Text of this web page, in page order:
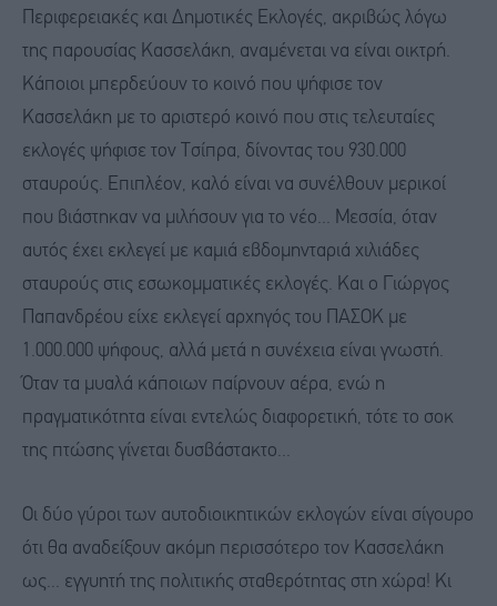
Περιφερειακές και Δημοτικές Εκλογές, ακριβώς λόγω
της παρουσίας Κασσελάκη, αναμένεται να είναι οικτρή.
Κάποιοι μπερδεύουν το κοινό που ψήφισε τον
Κασσελάκη με το αριστερό κοινό που στις τελευταίες
εκλογές ψήφισε τον Τσίπρα, δίνοντας του 930.000
σταυρούς. Επιπλέον, καλό είναι να συνέλθουν μερικοί
που βιάστηκαν να μιλήσουν για το νέο... Μεσσία, όταν
αυτός έχει εκλεγεί με καμιά εβδομηνταριά χιλιάδες
σταυρούς στις εσωκομματικές εκλογές. Και ο Γιώργος
Παπανδρέου είχε εκλεγεί αρχηγός του ΠΑΣΟΚ με
1.000.000 ψήφους, αλλά μετά η συνέχεια είναι γνωστή.
Όταν τα μυαλά κάποιων παίρνουν αέρα, ενώ η
πραγματικότητα είναι εντελώς διαφορετική, τότε το σοκ
της πτώσης γίνεται δυσβάστακτο...
Οι δύο γύροι των αυτοδιοικητικών εκλογών είναι σίγουρο
ότι θα αναδείξουν ακόμη περισσότερο τον Κασσελάκη
ως... εγγυητή της πολιτικής σταθερότητας στη χώρα! Κι